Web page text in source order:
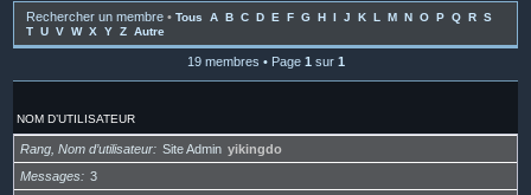
Rechercher un membre • Tous A B C D E F G H I J K L M N O P Q R S
T U V W X Y Z Autre
19 membres • Page 1 sur 1
NOM D’UTILISATEUR
Rang, Nom d’utilisateur Site Admin yikingdo
Messages
3